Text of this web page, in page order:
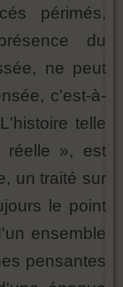
périmés,
du
ne peut
c'est-à-
telle
réelle », est
un traité sur
le point
ensemble
pensantes